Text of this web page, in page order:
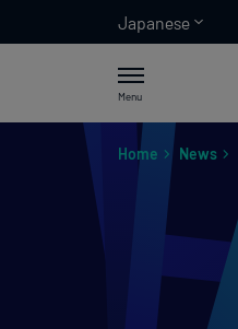
Japanese
Menu
Home News